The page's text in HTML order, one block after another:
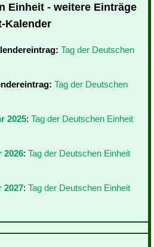
Einheit - weitere Einträge
Kalender
Tag der Deutschen
Tag der Deutschen
2025: Tag der Deutschen Einheit
2026: Tag der Deutschen Einheit
2027: Tag der Deutschen Einheit